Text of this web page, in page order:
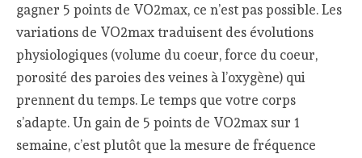
gagner 5 points de VO2max, ce n’est pas possible. Les
variations de VO2max traduisent des évolutions
physiologiques (volume du coeur, force du coeur,
porosité des paroies des veines à l’oxygène) qui
prennent du temps. Le temps que votre corps
s’adapte. Un gain de 5 points de VO2max sur 1
semaine, c’est plutôt que la mesure de fréquence